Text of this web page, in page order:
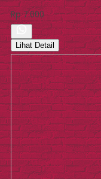
Rp 7.000
Lihat Detail